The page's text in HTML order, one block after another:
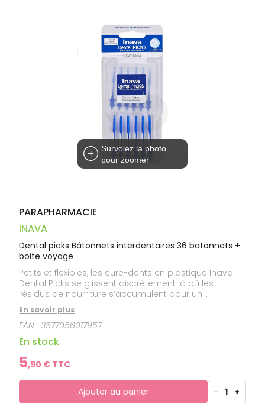
Survolez la photo
pour zoomer
PARAPHARMACIE
INAVA
Dental picks Bâtonnets interdentaires 36 batonnets +
boite voyage
Petits et flexibles, les cure-dents en plastique Inava
Dental Picks se glissent discrètement là où les
résidus de nourriture s’accumulent pour un
nettoyage interdentaire discret et efficace. Leur
design triangulaire adapté à la forme des interstices
dentaires et leurs embouts flexibles en élastomères
thermosensibles munis de picots fins ne blessent
pas les gencives. Associée aux mesures d’hygiène
bucco-dentaire quotidiennes, l’utilisation des cure-
dents en plastique Inava Dental Picks contribue à
réduire la formation de la plaque dentaire,
responsable de problèmes de caries et de
gingivites.
En savoir plus
EAN :3577056017957
En stock
5,90 € TTC
Ajouter au panier - 1 +